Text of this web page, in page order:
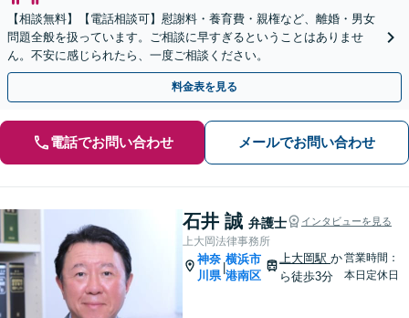
【相談無料】【電話相談可】慰謝料・養育費・親権など、離婚・男女
問題全般を扱っています。ご相談に早すぎるということはありませ
ん。不安に感じられたら、一度ご相談ください。
料金表を見る
電話でお問い合わせ メールでお問い合わせ
石井 誠 弁護士 インタビューを見る
上大岡法律事務所
神奈
川県
横浜市
港南区
上大岡駅か
ら徒歩3分
営業時間：
本日定休日